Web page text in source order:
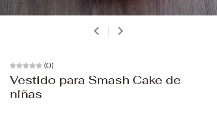
(0)
Vestido para Smash Cake de
niñas